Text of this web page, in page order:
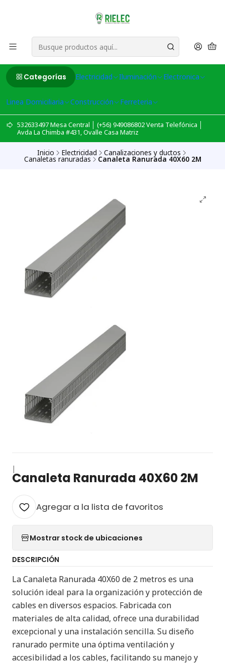
Categorías Electricidad Iluminación Electronica
Linea Domiciliaria Construcción Ferreteria
532633497 Mesa Central │ (+56) 949086802 Venta Telefónica │
Avda La Chimba #431, Ovalle Casa Matriz
Inicio Electricidad Canalizaciones y ductos
Canaletas ranuradas Canaleta Ranurada 40X60 2M
|
Canaleta Ranurada 40X60 2M
Agregar a la lista de favoritos
Mostrar stock de ubicaciones
DESCRIPCIÓN
La Canaleta Ranurada 40X60 de 2 metros es una
solución ideal para la organización y protección de
cables en diversos espacios. Fabricada con
materiales de alta calidad, ofrece una durabilidad
excepcional y una instalación sencilla. Su diseño
ranurado permite una óptima ventilación y
accesibilidad a los cables, facilitando su manejo y